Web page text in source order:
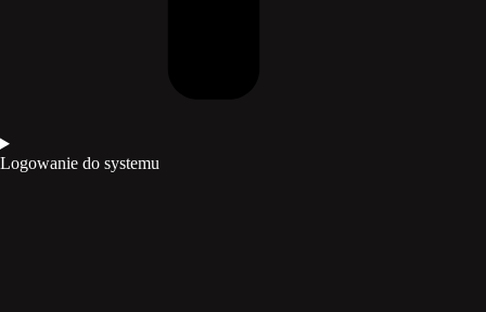
Logowanie do systemu